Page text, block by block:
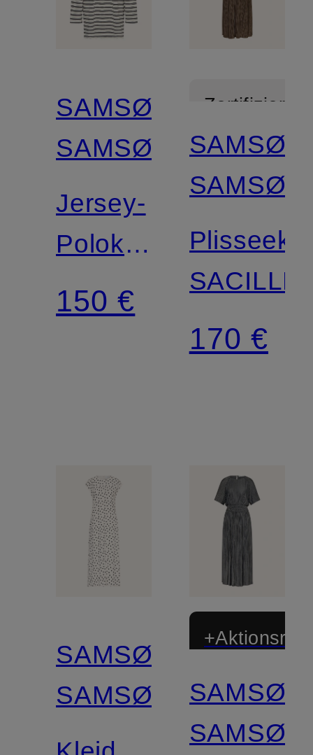
SAMSØE
SAMSØE
Jersey-
Polokleid
SADOVER
150 €
Zertifiziert
SAMSØE
SAMSØE
SACILLE
170 €
SAMSØE
SAMSØE
SAMSØE
SAMSØE